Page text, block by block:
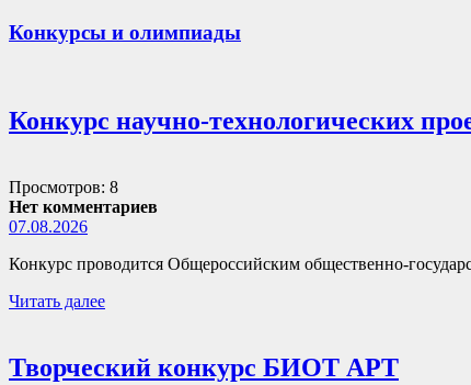
Конкурсы и олимпиады
Конкурс научно-технологических
Просмотров: 8
Нет комментариев
07.08.2026
Конкурс проводится Общероссийским общественно-
Читать далее
Творческий конкурс БИОТ АРТ